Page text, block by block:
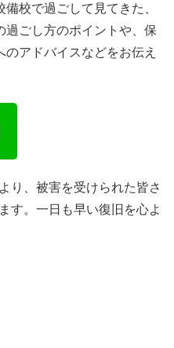
備校で過ごして見てきた、
過ごし方のポイントや、保
のアドバイスなどをお伝え
り、被害を受けられた皆さ
す。一日も早い復旧を心よ